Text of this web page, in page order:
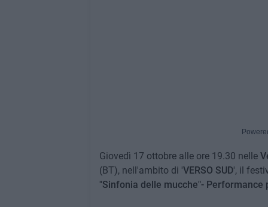
Giovedì 17 ottobre alle ore 19.30 nelle
(BT), nell'ambito di 'VERSO SUD', il
"Sinfonia delle mucche"- Performance